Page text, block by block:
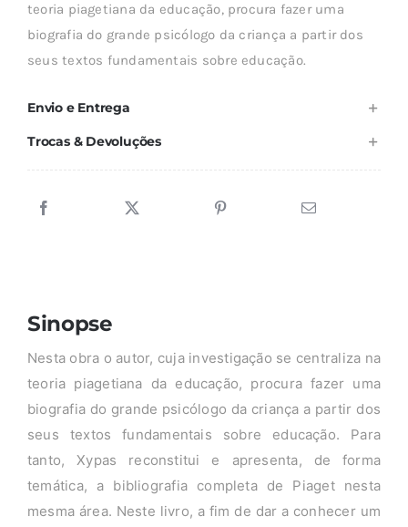
A
EDUCAÇÃO
teoria piagetiana da educação, procura fazer uma
biografia do grande psicólogo da criança a partir dos
seus textos fundamentais sobre educação.
Envio e Entrega
Trocas & Devoluções
Sinopse
Nesta obra o autor, cuja investigação se centraliza na
teoria piagetiana da educação, procura fazer uma
biografia do grande psicólogo da criança a partir dos
seus textos fundamentais sobre educação. Para
tanto, Xypas reconstitui e apresenta, de forma
temática, a bibliografia completa de Piaget nesta
mesma área. Neste livro, a fim de dar a conhecer um